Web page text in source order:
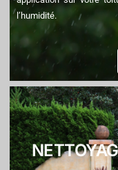
l’humidité.